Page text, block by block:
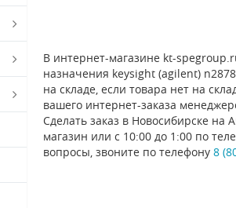
В интернет-магазине kt-
назначения keysight (agilent)
на складе, если товара нет на
вашего интернет-заказа
Сделать заказ в Новосибирске на
магазин или с 10:00 до 1:00 по
вопросы, звоните по телефону 8